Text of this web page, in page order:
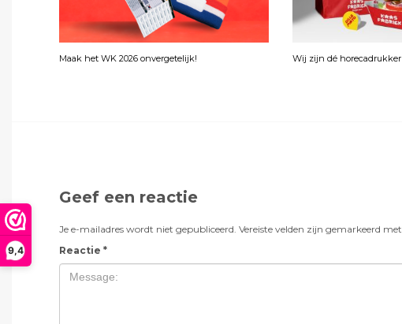
9,4
Maak het WK 2026 onvergetelijk! Wij zijn dé horecadrukker
Geef een reactie
Je e-mailadres wordt niet gepubliceerd. Vereiste velden zijn gemarkeerd met
Reactie *